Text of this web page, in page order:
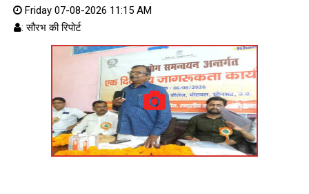
Friday 07-08-2026 11:15 AM
: सौरभ की रिपोर्ट